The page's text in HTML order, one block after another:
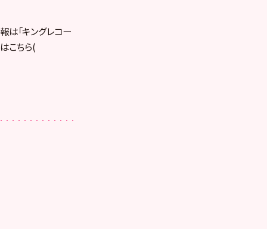
は「キングレコー
こちら(